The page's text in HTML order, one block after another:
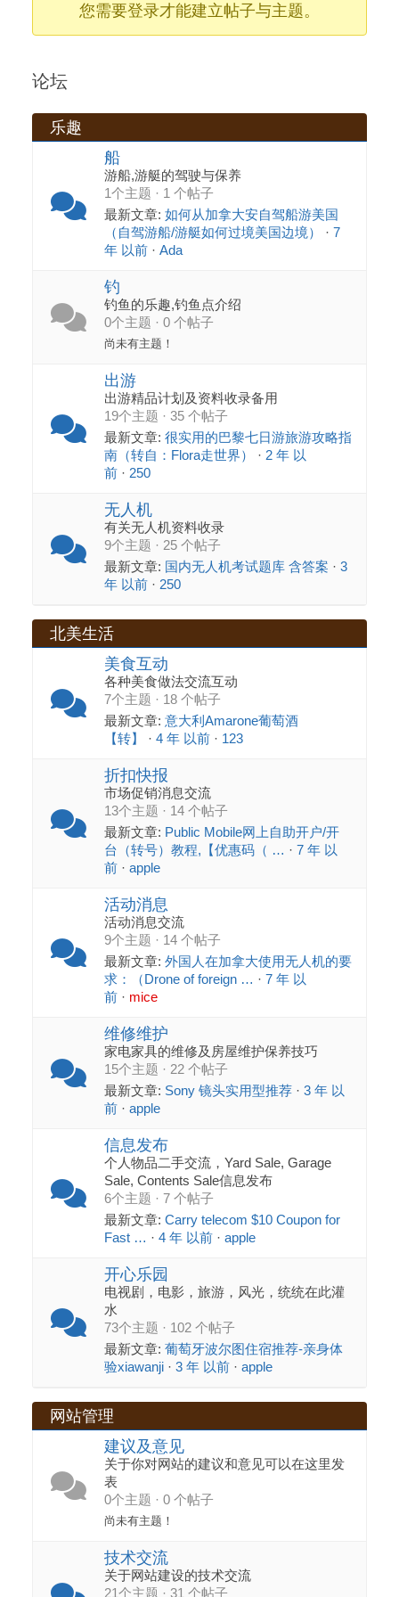
您需要登录才能建立帖子与主题。
论坛
乐趣
船
游船,游艇的驾驶与保养
1个主题 · 1 个帖子
最新文章: 如何从加拿大安自驾船游美国
（自驾游船/游艇如何过境美国边境）
· 7
年 以前· Ada
钓
钓鱼的乐趣,钓鱼点介绍
0个主题 · 0 个帖子
尚未有主题！
出游
出游精品计划及资料收录备用
19个主题 · 35 个帖子
最新文章: 很实用的巴黎七日游旅游攻略指
南（转自：Flora走世界）
· 2 年 以
前· 250
无人机
有关无人机资料收录
9个主题 · 25 个帖子
最新文章: 国内无人机考试题库 含答案 · 3
年 以前· 250
北美生活
美食互动
各种美食做法交流互动
7个主题 · 18 个帖子
最新文章: 意大利Amarone葡萄酒
【转】
· 4 年 以前· 123
折扣快报
市场促销消息交流
13个主题 · 14 个帖子
最新文章: Public Mobile网上自助开户/开
台（转号）教程,【优惠码（ … · 7 年 以
前· apple
活动消息
活动消息交流
9个主题 · 14 个帖子
最新文章: 外国人在加拿大使用无人机的要
求：（Drone of foreign … · 7 年 以
前· mice
维修维护
家电家具的维修及房屋维护保养技巧
15个主题 · 22 个帖子
最新文章: Sony 镜头实用型推荐· 3 年 以
前· apple
信息发布
个人物品二手交流，Yard Sale, Garage
Sale, Contents Sale信息发布
6个主题 · 7 个帖子
最新文章: Carry telecom $10 Coupon for
Fast … · 4 年 以前· apple
开心乐园
电视剧，电影，旅游，风光，统统在此灌
水
73个主题 · 102 个帖子
最新文章: 葡萄牙波尔图住宿推荐-亲身体
验xiawanji· 3 年 以前· apple
网站管理
建议及意见
关于你对网站的建议和意见可以在这里发
表
0个主题 · 0 个帖子
尚未有主题！
技术交流
关于网站建设的技术交流
21个主题 · 31 个帖子